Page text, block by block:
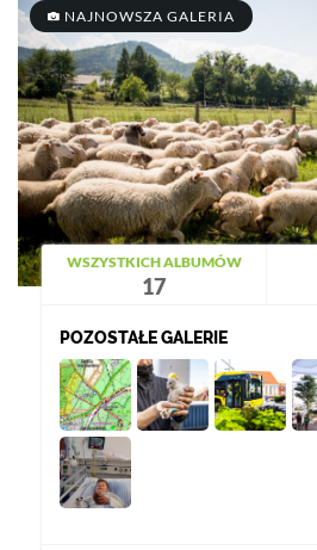
NAJNOWSZA GALERIA
WSZYSTKICH ALBUMÓW
17
POZOSTAŁE GALERIE